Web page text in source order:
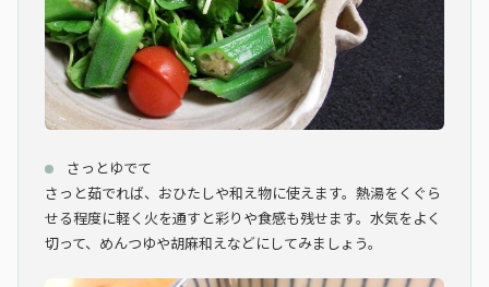
さっとゆでて
さっと茹でれば、おひたしや和え物に使えます。熱湯をくぐら
せる程度に軽く火を通すと彩りや食感も残せます。水気をよく
切って、めんつゆや胡麻和えなどにしてみましょう。